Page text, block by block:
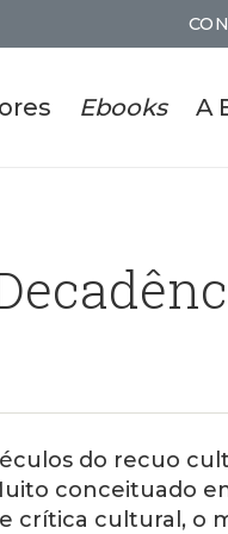
Ebooks A
do recuo
conceituado
crítica cultural, o